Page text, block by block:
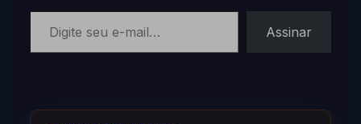
Digite seu e-mail…
Assinar